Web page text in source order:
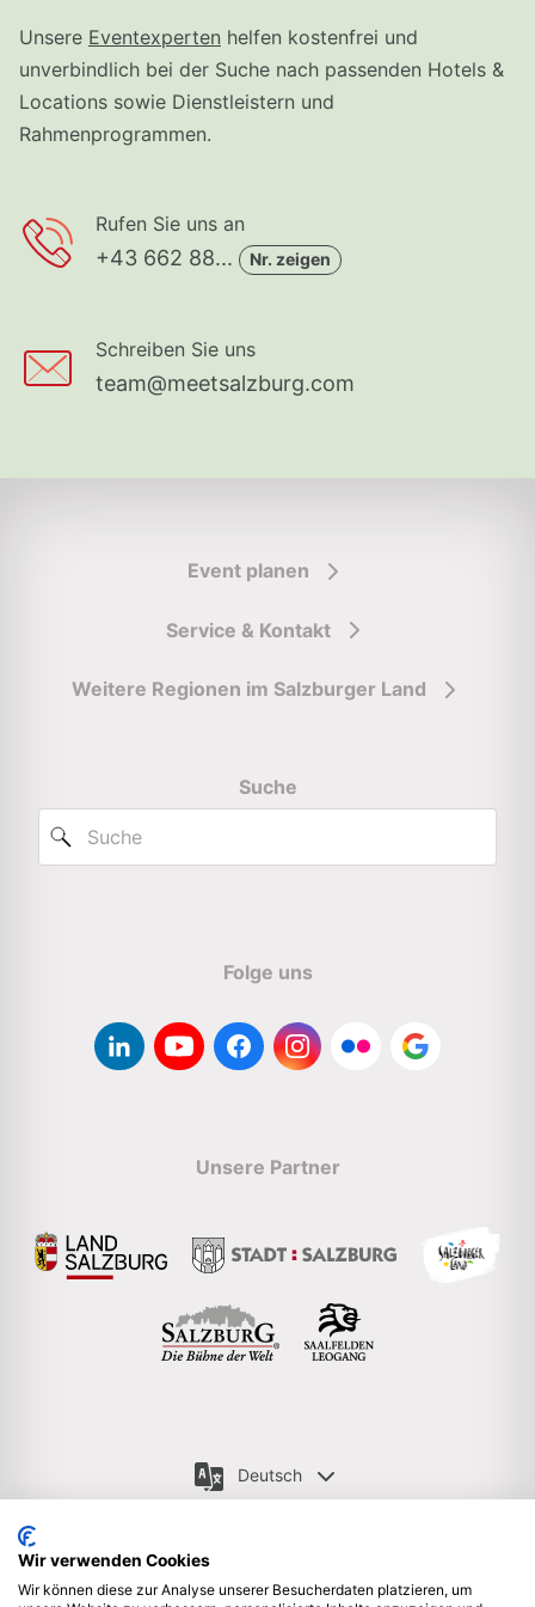
Unsere Eventexperten helfen kostenfrei und
unverbindlich bei der Suche nach passenden Hotels &
Locations sowie Dienstleistern und
Rahmenprogrammen.
Rufen Sie uns an
+43 662 88... Nr. zeigen
Schreiben Sie uns
team@meetsalzburg.com
Event planen
Service & Kontakt
Weitere Regionen im Salzburger Land
Suche
Folge uns
Unsere Partner
Deutsch
Wir verwenden Cookies
Wir können diese zur Analyse unserer Besucherdaten platzieren, um